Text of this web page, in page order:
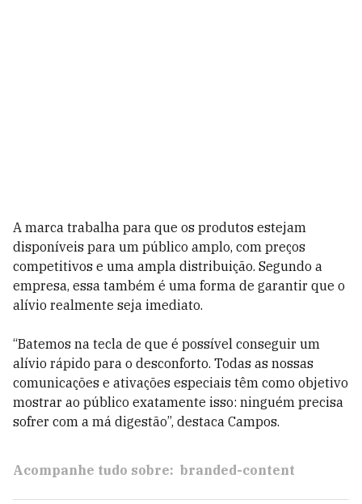
A marca trabalha para que os produtos estejam
disponíveis para um público amplo, com preços
competitivos e uma ampla distribuição. Segundo a
empresa, essa também é uma forma de garantir que o
alívio realmente seja imediato.
“Batemos na tecla de que é possível conseguir um
alívio rápido para o desconforto. Todas as nossas
comunicações e ativações especiais têm como objetivo
mostrar ao público exatamente isso: ninguém precisa
sofrer com a má digestão”, destaca Campos.
Acompanhe tudo sobre: branded-content